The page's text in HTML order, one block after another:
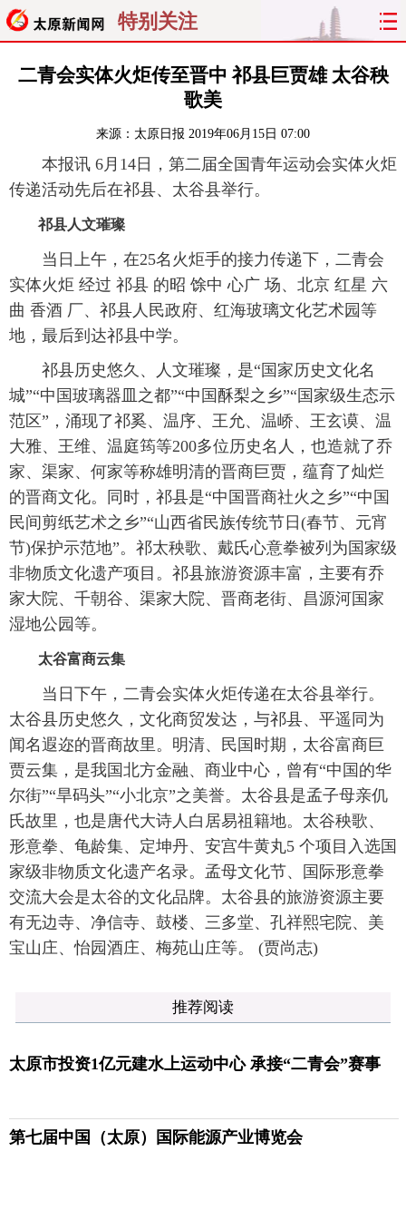
特别关注
首页 聚焦 太原 山西
纵横 曝光 综合 专题
看天下 晋月读 最太原 网罗民生
太原日报 太原晚报
二青会实体火炬传至晋中 祁县巨贾雄 太谷秧
歌美
来源： 太原日报 2019年06月15日 07:00
本报讯 6月14日，第二届全国青年运动会实体火炬
传递活动先后在祁县、太谷县举行。
祁县人文璀璨
当日上午，在25名火炬手的接力传递下，二青会
实体火炬 经过 祁县 的昭 馀中 心广 场、北京 红星 六
曲 香酒 厂、祁县人民政府、红海玻璃文化艺术园等
地，最后到达祁县中学。
祁县历史悠久、人文璀璨，是“国家历史文化名
城”“中国玻璃器皿之都”“中国酥梨之乡”“国家级生态示
范区”，涌现了祁奚、温序、王允、温峤、王玄谟、温
大雅、王维、温庭筠等200多位历史名人，也造就了乔
家、渠家、何家等称雄明清的晋商巨贾，蕴育了灿烂
的晋商文化。同时，祁县是“中国晋商社火之乡”“中国
民间剪纸艺术之乡”“山西省民族传统节日(春节、元宵
节)保护示范地”。祁太秧歌、戴氏心意拳被列为国家级
非物质文化遗产项目。祁县旅游资源丰富，主要有乔
家大院、千朝谷、渠家大院、晋商老街、昌源河国家
湿地公园等。
太谷富商云集
当日下午，二青会实体火炬传递在太谷县举行。
太谷县历史悠久，文化商贸发达，与祁县、平遥同为
闻名遐迩的晋商故里。明清、民国时期，太谷富商巨
贾云集，是我国北方金融、商业中心，曾有“中国的华
尔街”“旱码头”“小北京”之美誉。太谷县是孟子母亲仉
氏故里，也是唐代大诗人白居易祖籍地。太谷秧歌、
形意拳、龟龄集、定坤丹、安宫牛黄丸5 个项目入选国
家级非物质文化遗产名录。孟母文化节、国际形意拳
交流大会是太谷的文化品牌。太谷县的旅游资源主要
有无边寺、净信寺、鼓楼、三多堂、孔祥熙宅院、美
宝山庄、怡园酒庄、梅苑山庄等。 (贾尚志)
推荐阅读
太原市投资1亿元建水上运动中心 承接“二青会”赛事
第七届中国（太原）国际能源产业博览会